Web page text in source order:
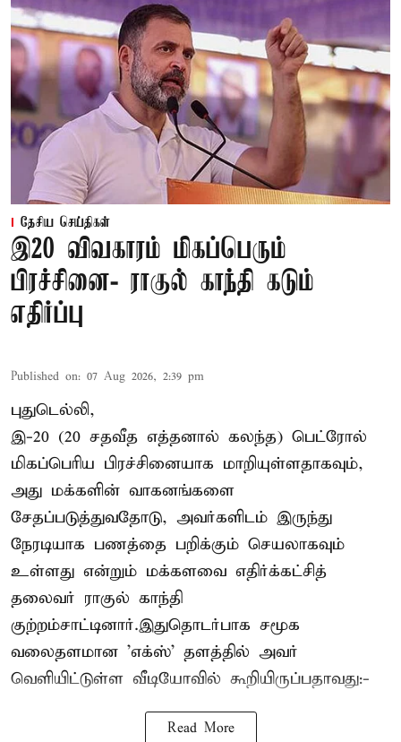
தேசிய செய்திகள்
இ20 விவகாரம் மிகப்பெரும்
பிரச்சினை- ராகுல் காந்தி கடும்
எதிர்ப்பு
Published on: 07 Aug 2026, 2:39 pm
புதுடெல்லி,
இ-20 (20 சதவீத எத்தனால் கலந்த) பெட்ரோல்
மிகப்பெரிய பிரச்சினையாக மாறியுள்ளதாகவும்,
அது மக்களின் வாகனங்களை
சேதப்படுத்துவதோடு, அவர்களிடம் இருந்து
நேரடியாக பணத்தை பறிக்கும் செயலாகவும்
உள்ளது என்றும் மக்களவை எதிர்க்கட்சித்
தலைவர் ராகுல் காந்தி
குற்றம்சாட்டினார்.இதுதொடர்பாக சமூக
வலைதளமான 'எக்ஸ்' தளத்தில் அவர்
வெளியிட்டுள்ள வீடியோவில் கூறியிருப்பதாவது:-
Read More